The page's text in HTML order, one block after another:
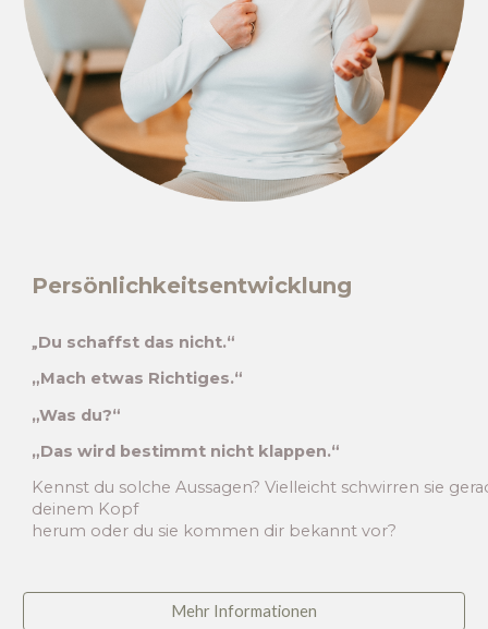
Persönlichkeitsentwicklung
„Du schaffst das nicht.“
„Mach etwas Richtiges.“
„Was du?“
„Das wird bestimmt nicht klappen.“
Kennst du solche Aussagen? Vielleicht schwirren sie
deinem Kopf
herum oder du sie kommen dir bekannt vor?
Mehr Informationen